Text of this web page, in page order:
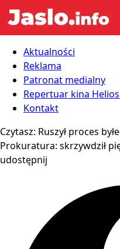
Aktualności
Reklama
Patronat medialny
Repertuar kina
Kontakt
Czytasz: Ruszył proces
Prokuratura: skrzywdził
udostępnij